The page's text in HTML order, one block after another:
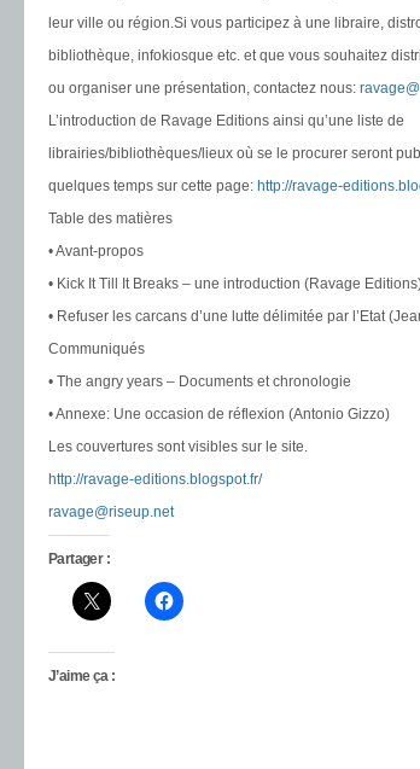
leur ville ou région.Si vous participez à une libraire,
bibliothèque, infokiosque etc. et que vous souhaitez
ou organiser une présentation, contactez nous:
L’introduction de Ravage Editions ainsi qu’une liste de
librairies/bibliothèques/lieux où se le procurer seront
quelques temps sur cette page: http://ravage-
Table des matières
• Avant-propos
• Kick It Till It Breaks – une introduction (Ravage
• Refuser les carcans d’une lutte délimitée par l’Etat
Communiqués
• The angry years – Documents et chronologie
• Annexe: Une occasion de réflexion (Antonio Gizzo)
Les couvertures sont visibles sur le site.
http://ravage-editions.blogspot.fr/
ravage@riseup.net
Partager :
J’aime ça :